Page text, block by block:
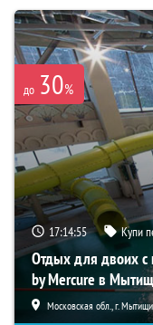
до 30%
17:14:53 Купи
Отдых для двоих с
by Mercure в
Московская обл., г.